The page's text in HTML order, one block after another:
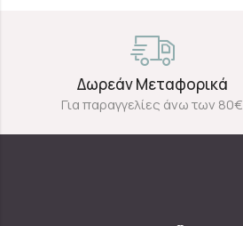
Δωρεάν Μεταφορικά
Για παραγγελίες άνω των 80€